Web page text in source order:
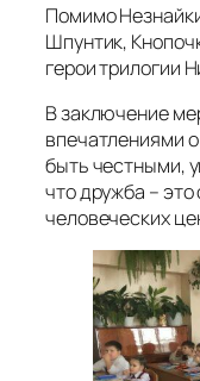
Помимо
Шпунтик,
герои трилогии
В заключение
впечатлениями
быть честными,
что дружба –
человеческих